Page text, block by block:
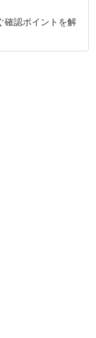
確認ポイントを解